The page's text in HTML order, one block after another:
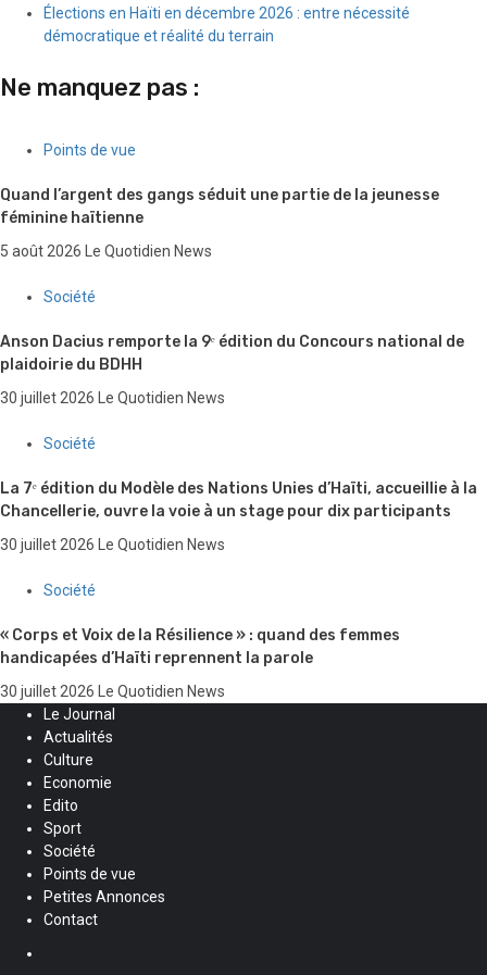
Élections en Haïti en décembre 2026 : entre nécessité
démocratique et réalité du terrain
Ne manquez pas :
Points de vue
Quand l’argent des gangs séduit une partie de la jeunesse
féminine haïtienne
5 août 2026 Le Quotidien News
Société
Anson Dacius remporte la 9ᵉ édition du Concours national de
plaidoirie du BDHH
30 juillet 2026 Le Quotidien News
Société
La 7ᵉ édition du Modèle des Nations Unies d’Haïti, accueillie à la
Chancellerie, ouvre la voie à un stage pour dix participants
30 juillet 2026 Le Quotidien News
Société
« Corps et Voix de la Résilience » : quand des femmes
handicapées d’Haïti reprennent la parole
30 juillet 2026
Le Quotidien News
Le Journal
Actualités
Culture
Economie
Edito
Sport
Société
Points de vue
Petites Annonces
Contact